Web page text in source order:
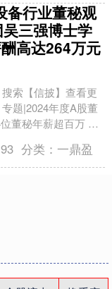
备行业董秘观
三强博士学
高达264万元
索【信披】查看更
题|2024年度A股董
董秘年薪超百万 占
接投资者与上市公
93 分类： 一鼎盈